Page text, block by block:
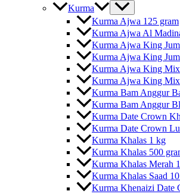
Kurma
Kurma Ajwa 125 gram
Kurma Ajwa Al
Kurma Ajwa King
Kurma Ajwa King
Kurma Ajwa King Mix
Kurma Ajwa King
Kurma Bam Anggur
Kurma Bam Anggur
Kurma Date Crown
Kurma Date Crown
Kurma Khalas 1 kg
Kurma Khalas 500
Kurma Khalas Merah
Kurma Khalas Saad
Kurma Khenaizi Date